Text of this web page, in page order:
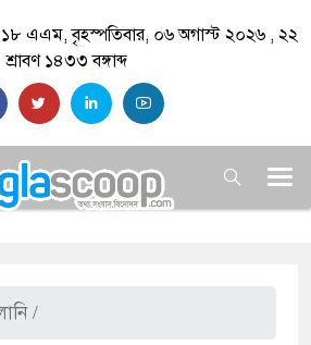
এএম, বৃহস্পতিবার, ০৬ অগাস্ট ২০২৬ , ২২
শ্রাবণ ১৪৩৩ বঙ্গাব্দ
/